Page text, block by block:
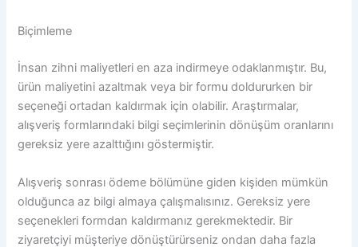
Biçimleme
İnsan zihni maliyetleri en aza indirmeye odaklanmıştır. Bu,
ürün maliyetini azaltmak veya bir formu doldururken bir
seçeneği ortadan kaldırmak için olabilir. Araştırmalar,
alışveriş formlarındaki bilgi seçimlerinin dönüşüm oranlarını
gereksiz yere azalttığını göstermiştir.
Alışveriş sonrası ödeme bölümüne giden kişiden mümkün
olduğunca az bilgi almaya çalışmalısınız. Gereksiz yere
seçenekleri formdan kaldırmanız gerekmektedir. Bir
ziyaretçiyi müşteriye dönüştürürseniz ondan daha fazla